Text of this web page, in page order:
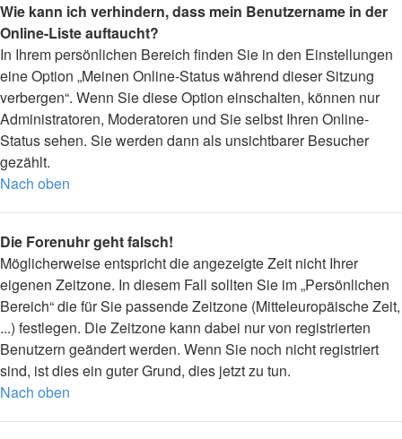
Wie kann ich verhindern, dass mein Benutzername in der
Online-Liste auftaucht?
In Ihrem persönlichen Bereich finden Sie in den Einstellungen
eine Option „Meinen Online-Status während dieser Sitzung
verbergen“. Wenn Sie diese Option einschalten, können nur
Administratoren, Moderatoren und Sie selbst Ihren Online-
Status sehen. Sie werden dann als unsichtbarer Besucher
gezählt.
Nach oben
Die Forenuhr geht falsch!
Möglicherweise entspricht die angezeigte Zeit nicht Ihrer
eigenen Zeitzone. In diesem Fall sollten Sie im „Persönlichen
Bereich“ die für Sie passende Zeitzone (Mitteleuropäische Zeit,
...) festlegen. Die Zeitzone kann dabei nur von registrierten
Benutzern geändert werden. Wenn Sie noch nicht registriert
sind, ist dies ein guter Grund, dies jetzt zu tun.
Nach oben